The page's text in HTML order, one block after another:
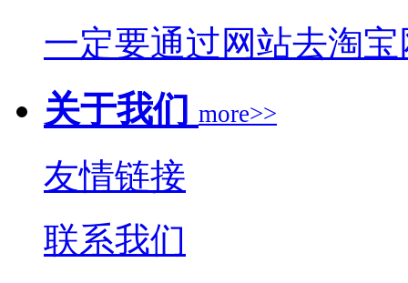
一定要通过网站去淘
关于我们 more>>
友情链接
联系我们